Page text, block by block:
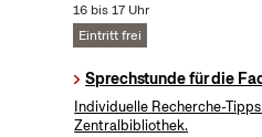
16 bis 17 Uhr
Eintritt frei
Sprechstunde für die
Individuelle Recherche-
Zentralbibliothek.